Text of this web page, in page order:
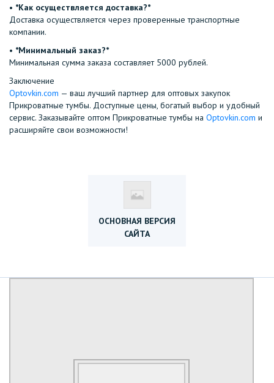
•⁠ ⁠ *Как осуществляется доставка?*
Доставка осуществляется через проверенные транспортные
компании.
•⁠ ⁠ *Минимальный заказ?*
Минимальная сумма заказа составляет 5000 рублей.
Заключение
Optovkin.com — ваш лучший партнер для оптовых закупок
Прикроватные тумбы. Доступные цены, богатый выбор и удобный
сервис. Заказывайте оптом Прикроватные тумбы на Optovkin.com и
расширяйте свои возможности!
ОСНОВНАЯ ВЕРСИЯ
САЙТА